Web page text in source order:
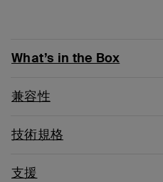
What’s in the Box
兼容性
技術規格
支援